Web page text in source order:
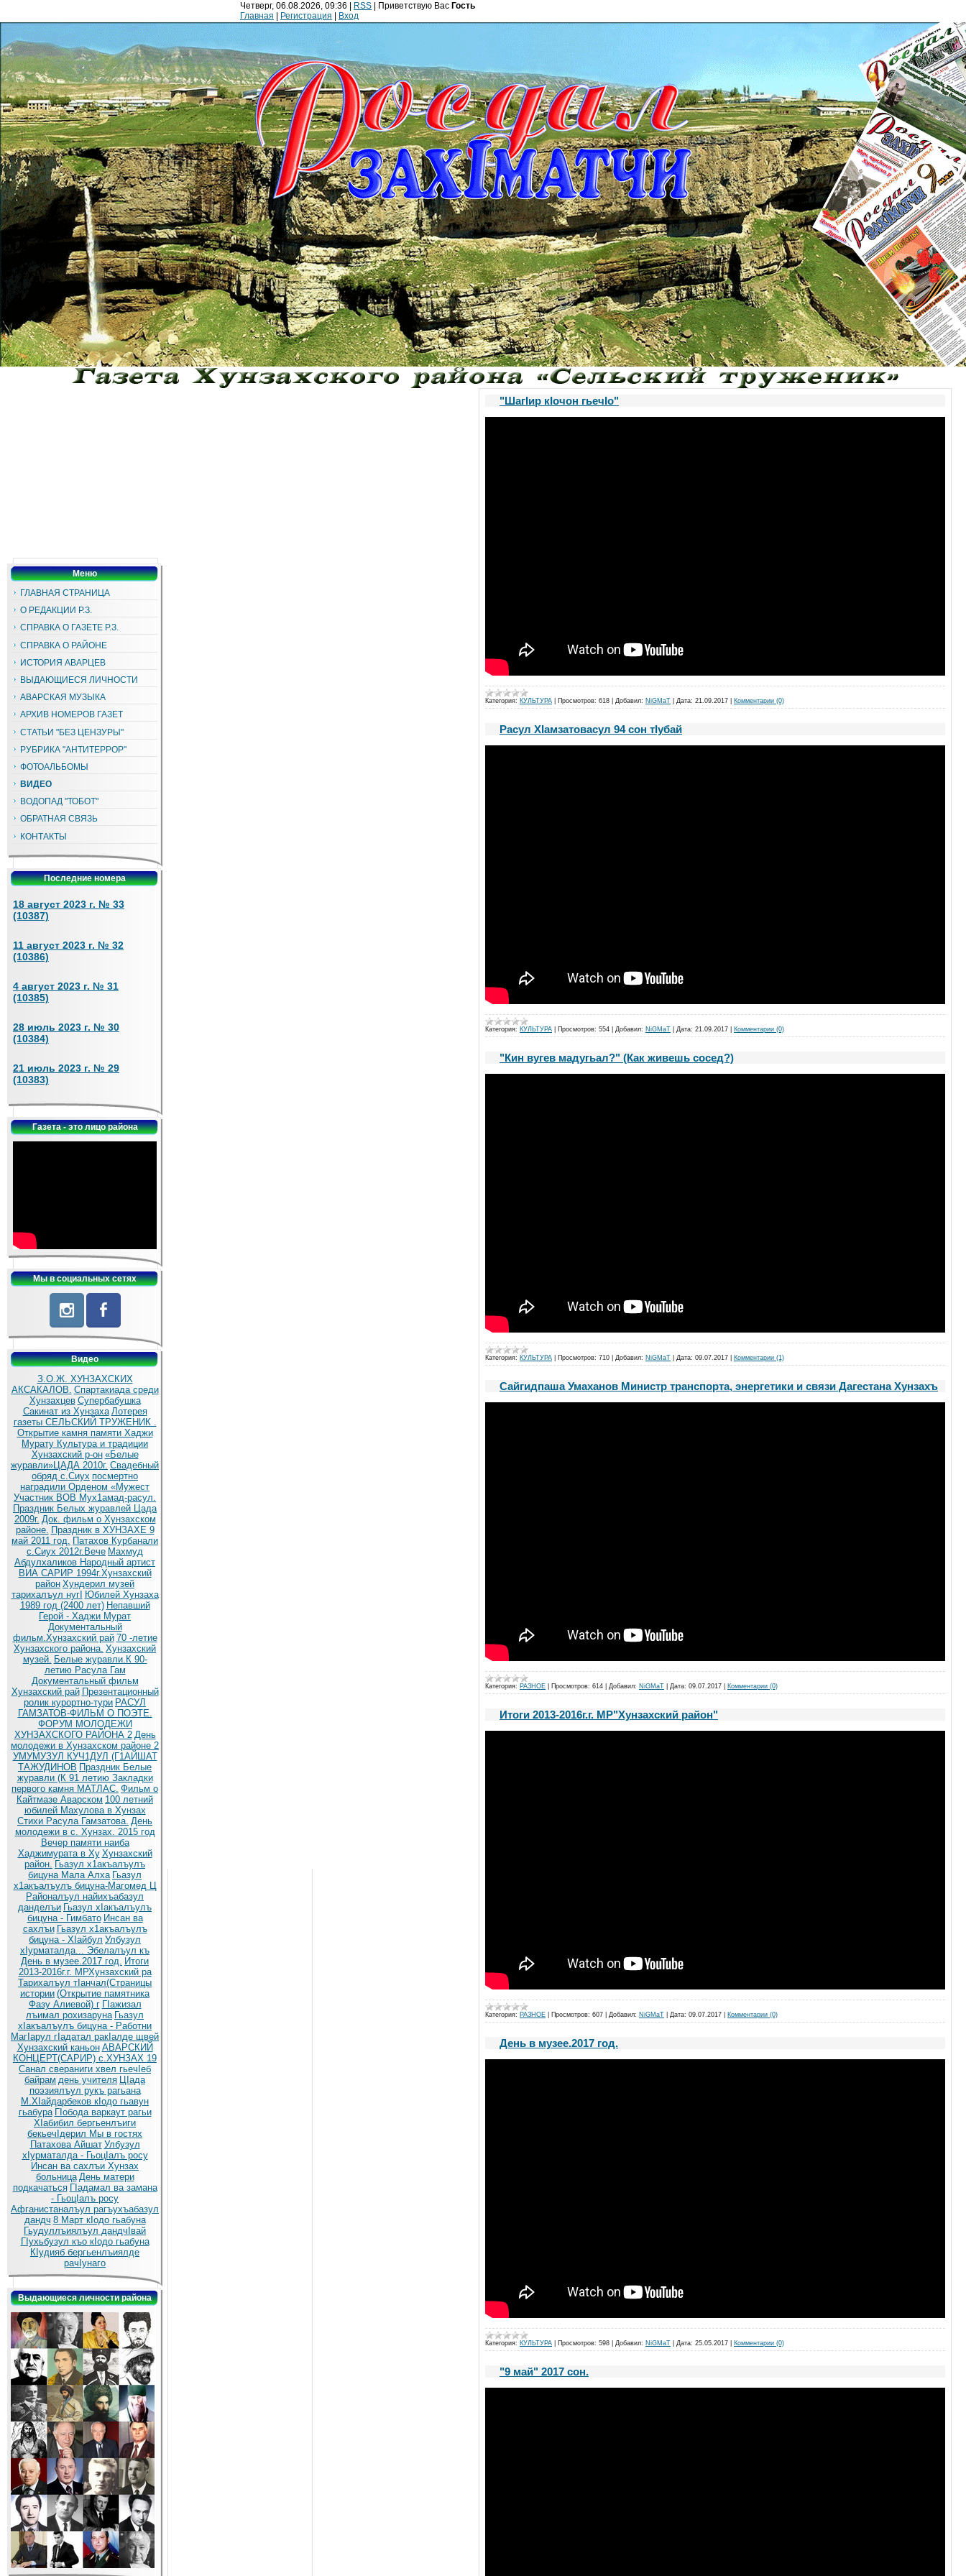
Четверг, 06.08.2026, 09:36 | RSS Приветствую Вас Гость
Главная
Регистрация Вход
Меню
ГЛАВНАЯ СТРАНИЦА
О РЕДАКЦИИ Р.З.
СПРАВКА О ГАЗЕТЕ Р.З.
СПРАВКА О РАЙОНЕ
ИСТОРИЯ АВАРЦЕВ
ВЫДАЮЩИЕСЯ ЛИЧНОСТИ
АВАРСКАЯ МУЗЫКА
АРХИВ НОМЕРОВ ГАЗЕТ
СТАТЬИ "БЕЗ ЦЕНЗУРЫ"
РУБРИКА "АНТИТЕРРОР"
ФОТОАЛЬБОМЫ
ВИДЕО
ВОДОПАД "ТОБОТ"
ОБРАТНАЯ СВЯЗЬ
КОНТАКТЫ
Последние номера
18 август 2023 г. № 33
(10387)
11 август 2023 г. № 32
(10386)
4 август 2023 г. № 31
(10385)
28 июль 2023 г. № 30
(10384)
21 июль 2023 г. № 29
(10383)
Газета - это лицо района
Мы в социальных сетях
Видео
З.О.Ж. ХУНЗАХСКИХ
АКСАКАЛОВ. Спартакиада среди
Хунзахцев Супербабушка
Сакинат из Хунзаха Лотерея
газеты СЕЛЬСКИЙ ТРУЖЕНИК .
Открытие камня памяти Хаджи
Мурату Культура и традиции
Хунзахский р-он «Белые
журавли»ЦАДА 2010г. Cвадебный
обряд c.Сиух посмертно
наградили Орденом «Мужест
Участник ВОВ Мух1амад-расул.
Праздник Белых журавлей Цада
2009г. Док. фильм о Хунзахском
районе. Праздник в ХУНЗАХЕ 9
май 2011 год. Патахов Курбанали
с.Сиух 2012г.Вече Махмуд
Абдулхаликов Народный артист
ВИА САРИР 1994г.Хунзахский
район Хундерил музей
тарихалъул нугI Юбилей Хунзаха
1989 год (2400 лет) Непавший
Герой - Хаджи Мурат
Документальный
фильм.Хунзахский рай 70 -летие
Хунзахского района. Хунзахский
музей. Белые журавли.К 90-
летию Расула Гам
Документальный фильм
Хунзахский рай Презентационный
ролик курортно-тури РАСУЛ
ГАМЗАТОВ-ФИЛЬМ О ПОЭТЕ.
ФОРУМ МОЛОДЕЖИ
ХУНЗАХСКОГО РАЙОНА 2 День
молодежи в Хунзахском районе 2
УМУМУЗУЛ КУЧ1ДУЛ (Г1АЙШАТ
ТАЖУДИНОВ Праздник Белые
журавли (К 91 летию Закладки
первого камня МАТЛАС. Фильм о
Кайтмазе Аварском 100 летний
юбилей Махулова в Хунзах
Стихи Расула Гамзатова. День
молодежи в с. Хунзах. 2015 год
Вечер памяти наиба
Хаджимурата в Ху Хунзахский
район. Гьазул х1акъалъулъ
бицуна Мала Алха Гьазул
х1акъалъулъ бицуна-Магомед Ц
Районалъул найихъабазул
данделъи Гьазул хIакъалъулъ
бицуна - Гимбато Инсан ва
сахлъи Гьазул х1акъалъулъ
бицуна - ХIайбул Улбузул
хIурматалда... Эбелалъул къ
День в музее.2017 год. Итоги
2013-2016г.г. МРХунзахский ра
Тарихалъул тIанчал(Страницы
истории (Открытие памятника
Фазу Алиевой) г ГIажизал
лъимал рохизаруна Гьазул
хIакъалъулъ бицуна - Работни
МагIарул гIадатал ракIалде щвей
Хунзахский каньон АВАРСКИЙ
КОНЦЕРТ(САРИР) с.ХУНЗАХ 19
Санал свераниги хвел гьечIеб
байрам день учителя ЦIада
поэзиялъул рукъ рагьана
М.ХIайдарбеков кIодо гьавун
гьабура ГIобода варкаут рагьи
ХIабибил бергьенлъиги
бекьечIдерил Мы в гостях
Патахова Айшат Улбузул
хIурматалда - ГьоцIалъ росу
Инсан ва сахлъи Хунзах
больница День матери
подкачаться ГIадамал ва замана
- ГьоцIалъ росу
Афганистаналъул рагъухъабазул
дандч 8 Март кIодо гьабуна
Гьудуллъиялъул дандчIвай
ГIухьбузул къо кIодо гьабуна
КIудияб бергьенлъиялде
рачIунаго
Выдающиеся личности района
"ШагIир кIочон гьечIо"
Категория: КУЛЬТУРА Просмотров: 618 Добавил: NiGMaT Дата: 21.09.2017 Комментарии (0)
Расул ХIамзатовасул 94 сон тIубай
Категория: КУЛЬТУРА Просмотров: 554 Добавил: NiGMaT Дата: 21.09.2017 Комментарии (0)
"Кин вугев мадугьал?" (Как живешь сосед?)
Категория: КУЛЬТУРА Просмотров: 710 Добавил: NiGMaT Дата: 09.07.2017 Комментарии (1)
Сайгидпаша Умаханов Министр транспорта, энергетики и связи Дагестана Хунзахъ
Категория: РАЗНОЕ Просмотров: 614 Добавил: NiGMaT Дата: 09.07.2017 Комментарии (0)
Итоги 2013-2016г.г. МР"Хунзахский район"
Категория: РАЗНОЕ Просмотров: 607 Добавил: NiGMaT Дата: 09.07.2017 Комментарии (0)
День в музее.2017 год.
Категория: КУЛЬТУРА Просмотров: 598 Добавил: NiGMaT Дата: 25.05.2017 Комментарии (0)
"9 май" 2017 сон.